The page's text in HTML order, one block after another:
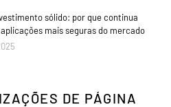
sólido: por que continua
mais seguras do mercado
DE PÁGINA